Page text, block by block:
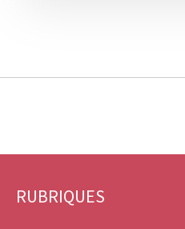
Pied
RUBRIQUES